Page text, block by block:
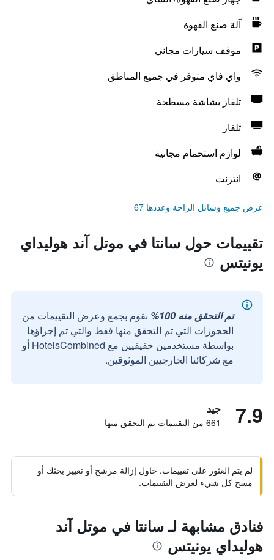
آلة صنع القهوة
موقف سيارات مجاني
واي فاي متوفر في جميع المناطق
تلفاز بشاشة مسطحة
تلفاز
لوازم استحمام مجانية
انترنت
عرض جميع وسائل الراحة وعددها 67
تقييمات حول سانتا في موتل آند هوليداي
يونيتس
تم التحقق منه 100%
نقوم بجمع وعرض التقييمات من
الحجوزات التي تم التحقق منها فقط والتي تم إجراؤها
بواسطة مستخدمين حقيقيين مع HotelsCombined أو
مع شركائنا الخارجيين الموثوقين.
7.9 جيد
661 من التقييمات تم التحقق منها
لم يتم العثور على تقييمات. حاول إزالة مرشح أو تغيير بحثك أو
مسح كل شيء لعرض التقييمات.
فنادق مشابهة لـ سانتا في موتل آند
هوليداي يونيتس